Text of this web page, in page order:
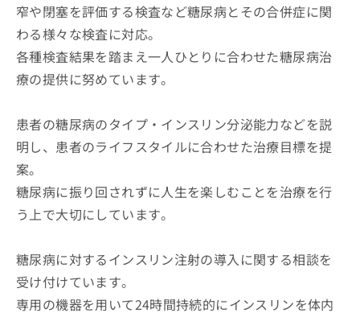
窄や閉塞を評価する検査など糖尿病とその合併症に関
わる様々な検査に対応。
各種検査結果を踏まえ一人ひとりに合わせた糖尿病治
療の提供に努めています。
患者の糖尿病のタイプ・インスリン分泌能力などを説
明し、患者のライフスタイルに合わせた治療目標を提
案。
糖尿病に振り回されずに人生を楽しむことを治療を行
う上で大切にしています。
糖尿病に対するインスリン注射の導入に関する相談を
受け付けています。
専用の機器を用いて24時間持続的にインスリンを体内